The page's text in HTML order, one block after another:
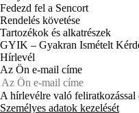
Fedezd fel a Sencort
Rendelés követése
Tartozékok és alkatrészek
GYIK – Gyakran Ismételt
Hírlevél
Az Ön e-mail címe
A hírlevélre való feliratkozással
Személyes adatok kezelését